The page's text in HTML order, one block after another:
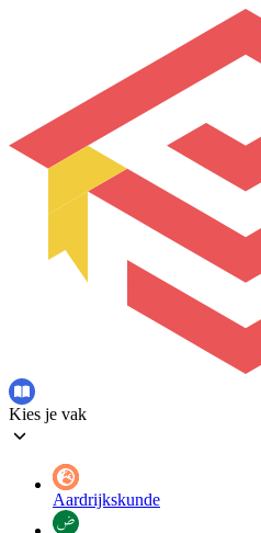
Kies je vak
Aardrijkskunde